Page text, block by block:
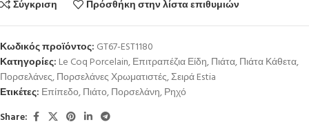
Σύγκριση Πρόσθήκη στην λίστα επιθυμιών
Κωδικός προϊόντος: GT67-EST1180
Κατηγορίες: Le Coq Porcelain,Επιτραπέζια Είδη,Πιάτα,Πιάτα Κάθετα,
Πορσελάνες,Πορσελάνες Χρωματιστές,Σειρά Estia
Ετικέτες: Επίπεδο,Πιάτο,Πορσελάνη,Ρηχό
Share: